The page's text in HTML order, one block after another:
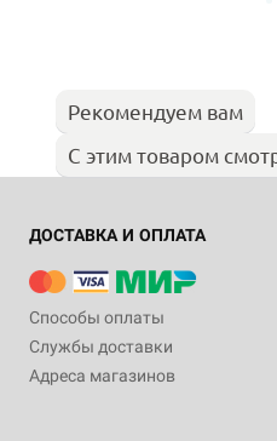
Рекомендуем вам
С этим товаром
ДОСТАВКА И ОПЛАТА
Способы оплаты
Службы доставки
Адреса магазинов